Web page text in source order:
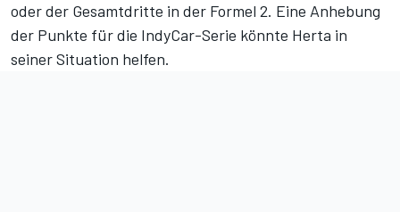
oder der Gesamtdritte in der Formel 2. Eine Anhebung
der Punkte für die IndyCar-Serie könnte Herta in
seiner Situation helfen.